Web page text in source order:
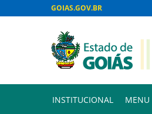
GOIAS.GOV.BR
INSTITUCIONAL MENU